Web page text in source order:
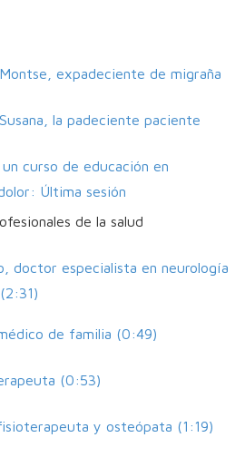
expadeciente de migraña
la padeciente paciente
curso de educación en
Última sesión
de la salud
doctor especialista en neurología
de familia (0:49)
(0:53)
y osteópata (1:19)